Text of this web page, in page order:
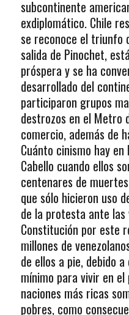
subcontinente
exdiplomático. Chile
se reconoce el triunfo
salida de Pinochet,
próspera y se ha
desarrollado del
participaron grupos
destrozos en el Metro
comercio, además de
Cuánto cinismo hay
Cabello cuando ellos
centenares de
que sólo hicieron uso
de la protesta ante
Constitución por este
millones de
de ellos a pie, debido
mínimo para vivir en el
naciones más ricas
pobres, como